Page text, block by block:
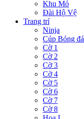
Khu Mỏ
Đài Hộ Vệ
Trang trí
Ninja
Cúp Bóng đá
Cờ 1
Cờ 2
Cờ 3
Cờ 4
Cờ 5
Cờ 6
Cờ 7
Cờ 8